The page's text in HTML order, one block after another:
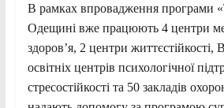
В рамках впровадження програми
Одещині вже працюють 4 центри
здоров’я, 2 центри життєстійкості,
освітніх центрів психологічної
стресостійкості та 50 закладів